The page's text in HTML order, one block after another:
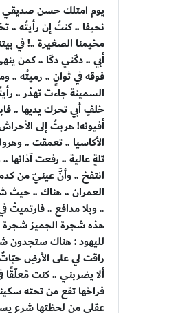
يوم امتلك حسن صديقي
نحيفا .. كنتُ إن رأيتُه
مخيمنا الصغيرة ..! في
أبي .. دكّني دكّا .. كمن
فوقه في ثوانٍ .. رميتُه ..
السمينة جاءت تهدُر ..
خلفِ أبي تحرك يديها ..
أفيونه! هربتُ إلى
الأكاسيا .. تعمقت ..
تلةٍ عالية .. رفعت
انتفخ .. وأنَّ عينيّ من
العمران .. هناك .. حيث
.. وبلا مدافع .. فارتميتُ
هذه شجرة الجميز شجرة
لليهود : هناك ستجدون
راقت لي على الأرضِ
ألا يضربني .. كنت
فراخها تقع من تحته
عقلي من لحظتها شرع